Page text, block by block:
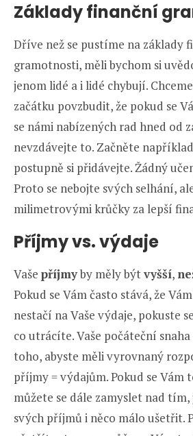
Základy finanční
Dříve než se pustíme na základy
gramotnosti, měli bychom si
jenom lidé a i lidé chybují.
začátku povzbudit, že pokud se
se námi nabízených rad hned od
nevzdávejte to. Začněte
postupně si přidávejte. Žádný
Proto se nebojte svých selhání,
milimetrovými krůčky za lepší
Příjmy vs. výdaje
Vaše příjmyby měly býtvyšší,
Pokud se Vám často stává, že
nestačí na Vaše výdaje, pokuste
co utrácíte. Vaše počáteční
toho, abyste měli vyrovnaný
příjmy = výdajům. Pokud se Vám
můžete se dále zamyslet nad
svých příjmů i něco málo ušetřit.